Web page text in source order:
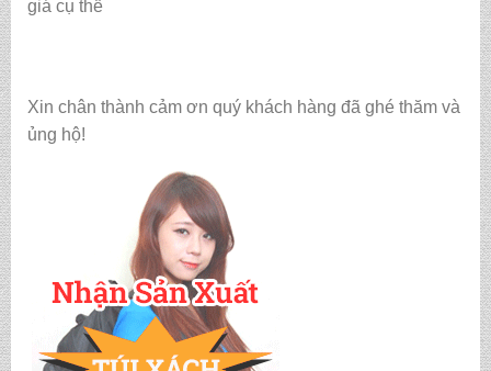
giá cụ thể
Xin chân thành cảm ơn quý khách hàng đã ghé thăm và
ủng hộ!